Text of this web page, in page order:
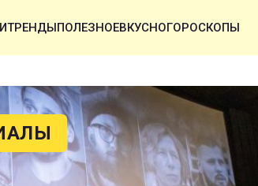
ТРЕНДЫПОЛЕЗНОЕВКУСНОГОРОСКОПЫ